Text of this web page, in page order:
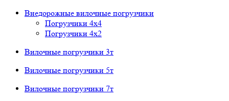
Внедорожные вилочные погрузчики
Погрузчики 4х4
Погрузчики 4х2
Вилочные погрузчики 3т
Вилочные погрузчики 5т
Вилочные погрузчики 7т